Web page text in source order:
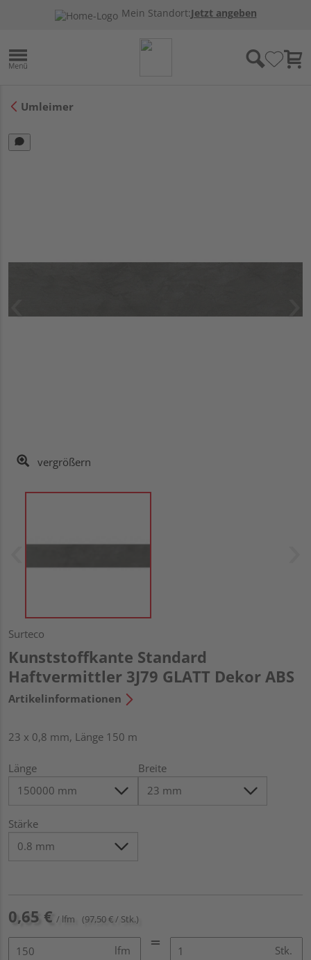
Mein Standort:Jetzt angeben
Umleimer
vergrößern
Surteco
Kunststoffkante Standard
Haftvermittler 3J79 GLATT Dekor ABS
Artikelinformationen
23 x 0,8 mm, Länge 150 m
Länge Breite
Stärke
0,65 € / lfm (97,50 € / Stk.)
lfm Stk.